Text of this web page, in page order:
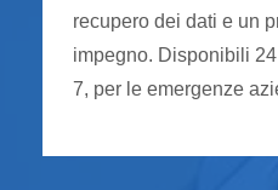
recupero dei dati e un
impegno. Disponibili
7, per le emergenze